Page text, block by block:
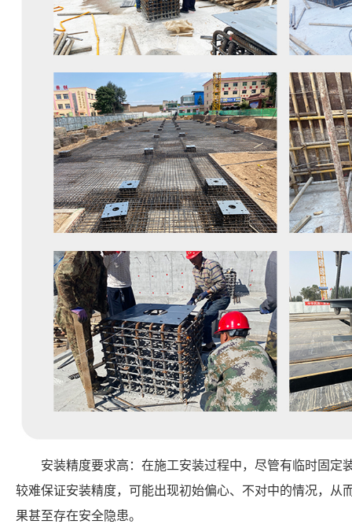
安装精度要求高：在施工安装过程中，尽管有临时固定
较难保证安装精度，可能出现初始偏心、不对中的情况，从
果甚至存在安全隐患。